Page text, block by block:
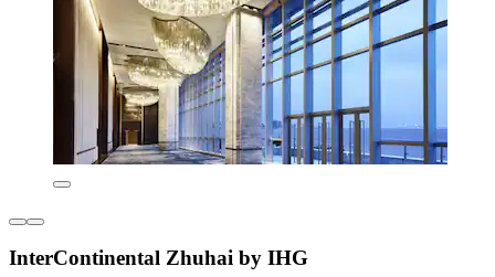
InterContinental Zhuhai by IHG